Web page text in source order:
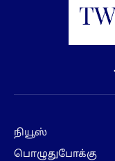
நியூஸ்
பொழுதுபோக்கு